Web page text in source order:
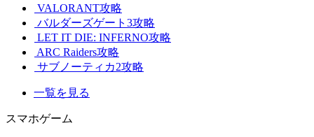
VALORANT攻略
バルダーズゲート3攻略
LET IT DIE: INFERNO攻略
ARC Raiders攻略
サブノーティカ2攻略
一覧を見る
スマホゲーム